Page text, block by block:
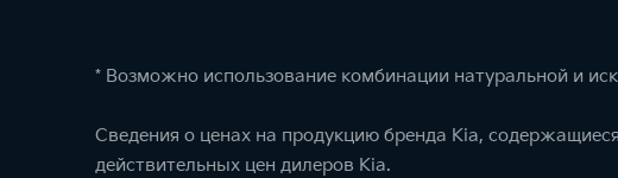
* Возможно использование комбинации натуральной и
Сведения о ценах на продукцию бренда Kia,
действительных цен дилеров Kia.